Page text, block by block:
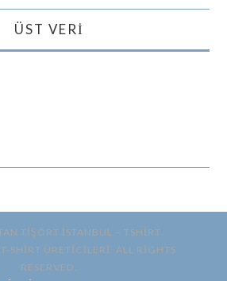
ÜST VERI
TİŞÖRT İSTANBUL – TSHIRT
SHIRT ÜRETICILERI. ALL RIGHTS
RESERVED.